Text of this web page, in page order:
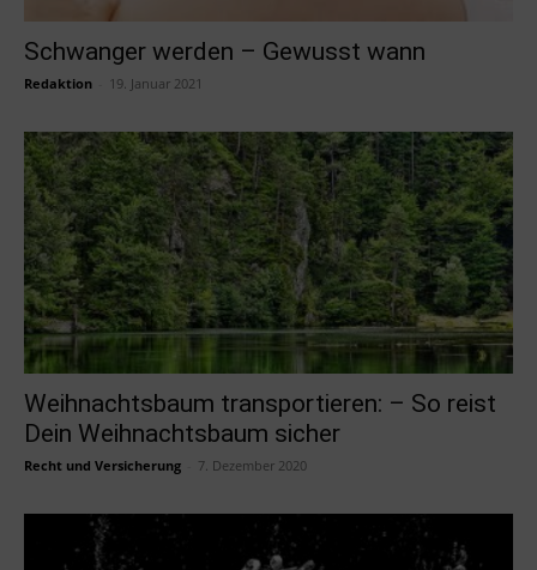
Schwanger werden – Gewusst wann
Redaktion 19. Januar 2021
Weihnachtsbaum transportieren: – So reist
Dein Weihnachtsbaum sicher
Recht und Versicherung 7. Dezember 2020